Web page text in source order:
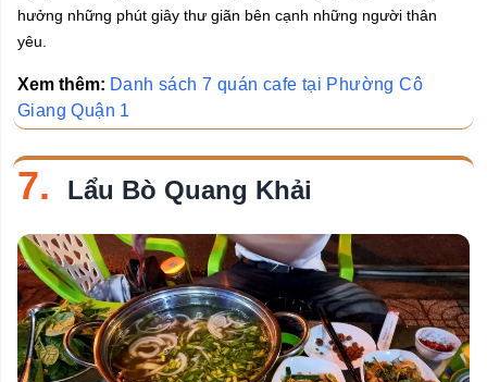
hưởng những phút giây thư giãn bên cạnh những người thân
yêu.
Xem thêm: Danh sách 7 quán cafe tại Phường Cô
Giang Quận 1
7. Lẩu Bò Quang Khải